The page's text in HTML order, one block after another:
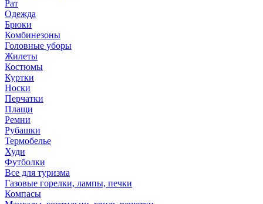
Рат
Одежда
Брюки
Комбинезоны
Головные уборы
Жилеты
Костюмы
Куртки
Носки
Перчатки
Плащи
Ремни
Рубашки
Термобелье
Худи
Футболки
Все для туризма
Газовые горелки, лампы, печки
Компасы